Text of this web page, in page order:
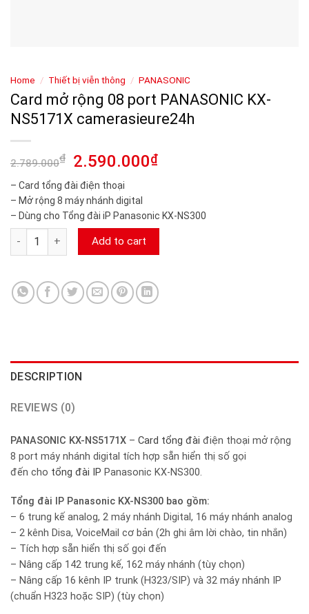
Home / Thiết bị viễn thông / PANASONIC
Card mở rộng 08 port PANASONIC KX-
NS5171X camerasieure24h
2.789.000₫ 2.590.000₫
– Card tổng đài điện thoại
– Mở rộng 8 máy nhánh digital
– Dùng cho Tổng đài iP Panasonic KX-NS300
Card mở rộng 08 port PANASONIC KX-NS5171X
Add to cart
DESCRIPTION
REVIEWS (0)
PANASONIC KX-NS5171X – Card tổng đài điện thoại mở rộng
8 port máy nhánh digital tích hợp sẵn hiển thị số gọi
đến cho tổng đài IP Panasonic KX-NS300.
Tổng đài IP Panasonic KX-NS300 bao gồm:
– 6 trung kế analog, 2 máy nhánh Digital, 16 máy nhánh analog
– 2 kênh Disa, VoiceMail cơ bản (2h ghi âm lời chào, tin nhắn)
– Tích hợp sẵn hiển thị số gọi đến
– Nâng cấp 142 trung kế, 162 máy nhánh (tùy chọn)
– Nâng cấp 16 kênh IP trunk (H323/SIP) và 32 máy nhánh IP
(chuẩn H323 hoặc SIP) (tùy chọn)